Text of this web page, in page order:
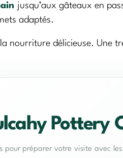
jusqu’aux gâteaux en
adaptés.
nourriture délicieuse. Une
Pottery
pour préparer votre visite avec